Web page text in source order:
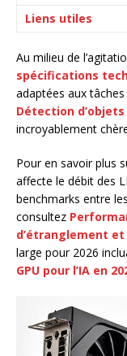
Liens utiles
Au milieu de
spécifications
adaptées aux tâches
Détection d’objets
incroyablement
Pour en savoir plus
affecte le débit des
benchmarks entre
consultez
d’étranglement
large pour 2026
GPU pour l’IA en